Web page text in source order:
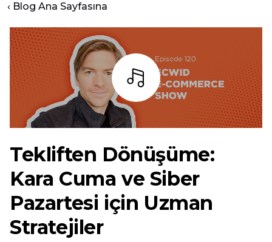
‹ Blog Ana Sayfasına
dinlemek
Tekliften Dönüşüme:
Kara Cuma ve Siber
Pazartesi için Uzman
Stratejiler